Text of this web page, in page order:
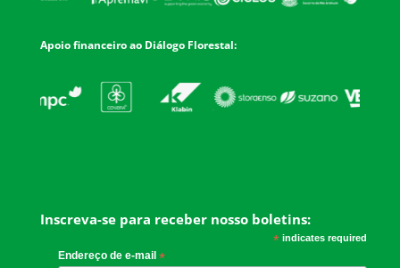
Apoio financeiro ao Diálogo Florestal:
Inscreva-se para receber nosso boletins:
*indicates required
Endereço de e-mail *